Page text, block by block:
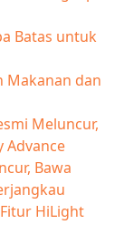
Batas untuk
Makanan dan
Meluncur,
Advance
Bawa
HiLight